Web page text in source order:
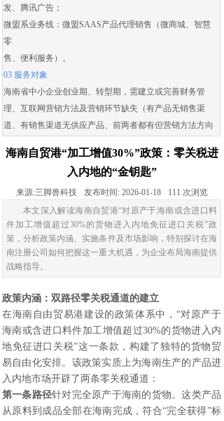
发、腾讯广告；
微盟系业务线： 微盟SAAS产品代理销售（微商城、智慧
零
售、便利服务）。
03 服务对象
海南省中小企业创业期、转型期，需建立或完善财务管
理、互联网营销方法及营销环节缺失（有产品无销售渠
道、有销售渠道无供应产品、前两者都有但营销方法方向
海南自贸港“加工增值30%”政策：零关税进
入内地的“金钥匙”
来源:三脚兽科技 发布时间: 2026-01-18 111 次浏览
本文深入解读海南自贸港“对原产于海南或含进口料
件加工增值超过30%的货物进入内地免征进口关税”政
策，分析政策内涵、实施条件及市场影响，特别探讨在海
南注册公司如何把握这一重大机遇，为企业布局海南提供
战略指导。
政策内涵：双路径零关税通道的建立
在海南自由贸易港建设的政策体系中，“对原产于
海南或含进口料件加工增值超过30%的货物进入内
地免征进口关税”这一条款，构建了独特的货物贸
易自由化安排。该政策实质上为海南生产的产品进
入内地市场开辟了两条零关税通道：
第一条路径针对完全原产于海南的货物。这类产品
从原料到成品全部在海南完成，符合“完全获得”标